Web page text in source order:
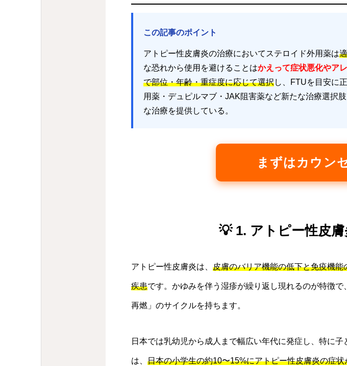
この記事のポイント
アトピー性皮膚炎の治療においてステロイド外用薬は
な恐れから使用を避けることはかえって症状悪化やア
で部位・年齢・重症度に応じて選択し、FTUを目安に
用薬・デュピルマブ・JAK阻害薬など新たな治療選択
な治療を提供している。
まずはカウン
💡 1. アトピー性皮
アトピー性皮膚炎は、 皮膚のバリア機能の低下と免疫機
疾患です。かゆみを伴う湿疹が繰り返し現れるのが特徴
再燃」のサイクルを持ちます。
日本では乳幼児から成人まで幅広い年代に発症し、特に
は、 日本の小学生の約10〜15%にアトピー性皮膚炎の症状